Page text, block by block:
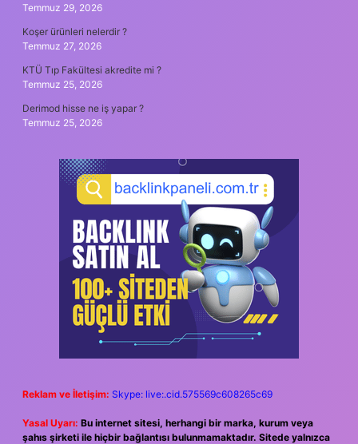
Temmuz 29, 2026
Koşer ürünleri nelerdir ?
Temmuz 27, 2026
KTÜ Tıp Fakültesi akredite mi ?
Temmuz 25, 2026
Derimod hisse ne iş yapar ?
Temmuz 25, 2026
Reklam ve İletişim: Skype: live:.cid.575569c608265c69
Yasal Uyarı: Bu internet sitesi, herhangi bir marka, kurum veya
şahıs şirketi ile hiçbir bağlantısı bulunmamaktadır. Sitede yalnızca